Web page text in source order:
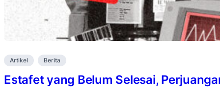
Artikel Berita
Estafet yang Belum Selesai,